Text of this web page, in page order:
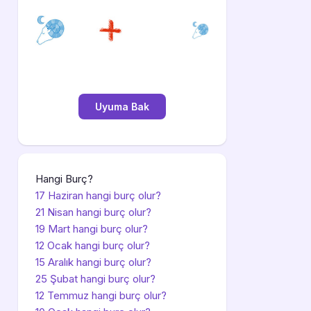
Hangi Burç?
17 Haziran hangi burç olur?
21 Nisan hangi burç olur?
19 Mart hangi burç olur?
12 Ocak hangi burç olur?
15 Aralık hangi burç olur?
25 Şubat hangi burç olur?
12 Temmuz hangi burç olur?